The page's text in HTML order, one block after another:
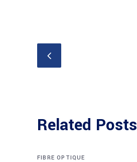
Related Posts
FIBRE OPTIQUE